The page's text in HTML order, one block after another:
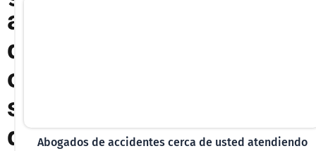
a
d
o
s
d
Abogados de accidentes cerca de usted atendiendo